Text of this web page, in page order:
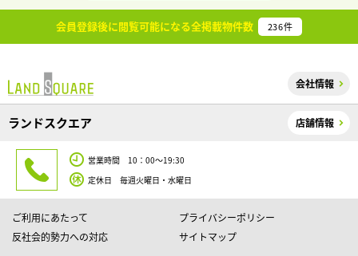
会員登録後に閲覧可能になる全掲載物件数 236件
会社情報
ランドスクエア 店舗情報
営業時間 10：00～19:30
定休日 毎週火曜日・水曜日
ご利用にあたって
プライバシーポリシー
反社会的勢力への対応
サイトマップ